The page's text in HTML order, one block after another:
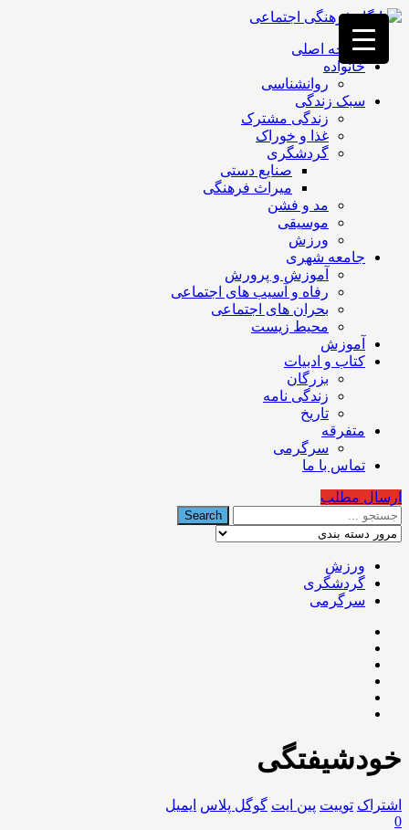
فصد
خون
غرب
تهران
خشکشویی
تصفیه
تهران
صفحه اصلی
خانواده
روانشناسی
سبک زندگی
زندگی مشترک
غذا و خوراک
گردشگری
صنایع دستی
میراث فرهنگی
مد و فشن
موسیقی
ورزش
جامعه شهری
آموزش و پرورش
رفاه و آسیب های اجتماعی
بحران های اجتماعی
محیط زیست
آموزش
کتاب و ادبیات
بزرگان
زندگی نامه
تاریخ
متفرقه
سرگرمی
تماس با ما
ارسال مطلب
ورزش
گردشگری
سرگرمی
خودشیفتگی
اشتراک توییت پین ایت گوگل‌ پلاس ایمیل
0